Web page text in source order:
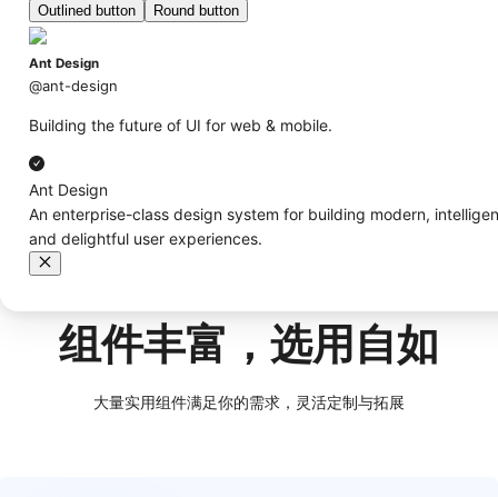
Outlined button
Round button
Ant Design
@ant-design
Building the future of UI for web & mobile.
Ant Design
An enterprise-class design system for building modern,
and delightful user experiences.
组件丰富，选用自如
大量实用组件满足你的需求，灵活定制与拓展